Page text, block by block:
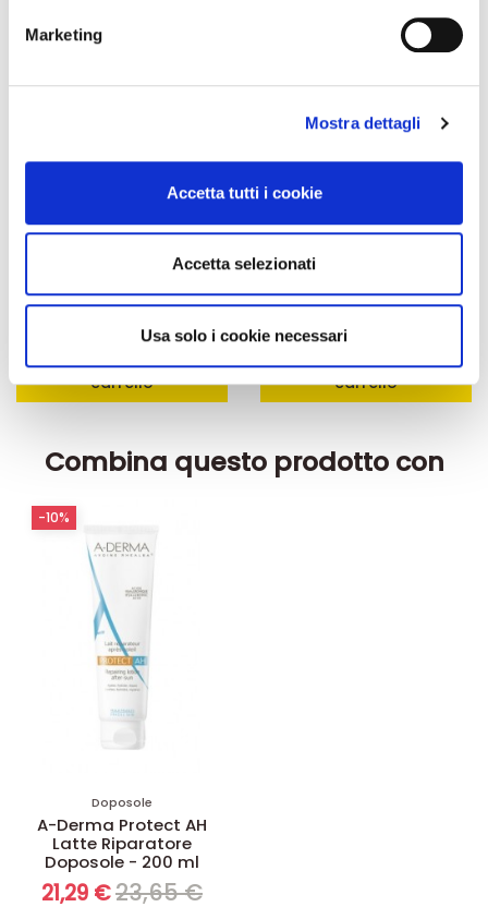
Identificare il tuo dispositivo, scansionandolo
Approfondisci come vengono elaborati i tuoi dati personali
dalla Dichiarazione sui cookie.
Utilizziamo i cookie per personalizzare contenuti ed
analizzare il nostro traffico. Condividiamo inoltre
informazioni sul modo in cui utilizza il nostro sito con i
nostri partner che si occupano di analisi dei dati web,
pubblicità e social media, i quali potrebbero combinarle
Marketing
Mostra dettagli
Accetta tutti i cookie
Accetta selezionati
Usa solo i cookie necessari
Amin 21 K alla vaniglia
32,00 €55,18 €
Aggiungi al
carrello
Kit Promo: 3 confezioni
96,00 €165,52 €
Aggiungi al
carrello
Combina questo prodotto con
Doposole
A-Derma Protect AH
Latte Riparatore
Doposole - 200 ml
21,29 €23,65 €
-10%